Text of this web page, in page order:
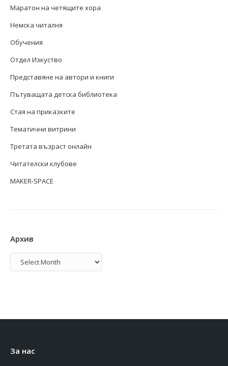
Маратон на четящите хора
Немска читалня
Обучения
Отдел Изкуство
Представяне на автори и книги
Пътуващата детска библиотека
Стая на приказките
Тематични витрини
Третата възраст онлайн
Читателски клубове
MAKER-SPACE
Архив
Архив
За нас